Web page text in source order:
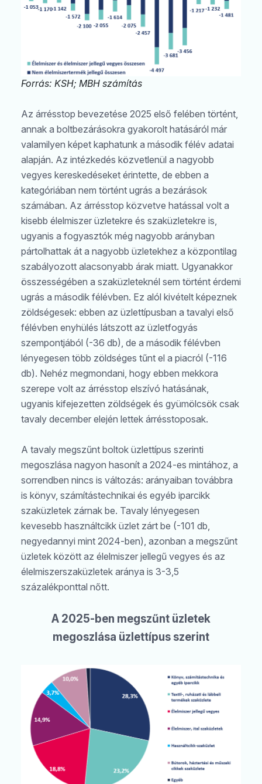
Forrás: KSH; MBH számítás
Az árrésstop bevezetése 2025 első felében történt,
annak a boltbezárásokra gyakorolt hatásáról már
valamilyen képet kaphatunk a második félév adatai
alapján. Az intézkedés közvetlenül a nagyobb
vegyes kereskedéseket érintette, de ebben a
kategóriában nem történt ugrás a bezárások
számában. Az árrésstop közvetve hatással volt a
kisebb élelmiszer üzletekre és szaküzletekre is,
ugyanis a fogyasztók még nagyobb arányban
pártolhattak át a nagyobb üzletekhez a központilag
szabályozott alacsonyabb árak miatt. Ugyanakkor
összességében a szaküzleteknél sem történt érdemi
ugrás a második félévben. Ez alól kivételt képeznek
zöldségesek: ebben az üzlettípusban a tavalyi első
félévben enyhülés látszott az üzletfogyás
szempontjából (-36 db), de a második félévben
lényegesen több zöldséges tűnt el a piacról (-116
db). Nehéz megmondani, hogy ebben mekkora
szerepe volt az árrésstop elszívó hatásának,
ugyanis kifejezetten zöldségek és gyümölcsök csak
tavaly december elején lettek árrésstoposak.
A tavaly megszűnt boltok üzlettípus szerinti
megoszlása nagyon hasonít a 2024-es mintához, a
sorrendben nincs is változás: arányaiban továbbra
is könyv, számítástechnikai és egyéb iparcikk
szaküzletek zárnak be. Tavaly lényegesen
kevesebb használtcikk üzlet zárt be (-101 db,
negyedannyi mint 2024-ben), azonban a megszűnt
üzletek között az élelmiszer jellegű vegyes és az
élelmiszerszaküzletek aránya is 3-3,5
százalékponttal nőtt.
A 2025-ben megszűnt üzletek
megoszlása üzlettípus szerint
Keresés